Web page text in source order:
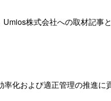
株式会社への取材記事
化および適正管理の推進に